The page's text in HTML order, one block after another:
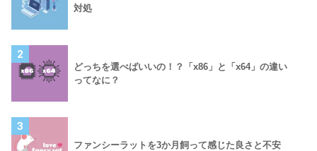
対処
2
どっちを選べばいいの！？「x86」と「x64」の違い
ってなに？
3
ファンシーラットを3か月飼って感じた良さと不安